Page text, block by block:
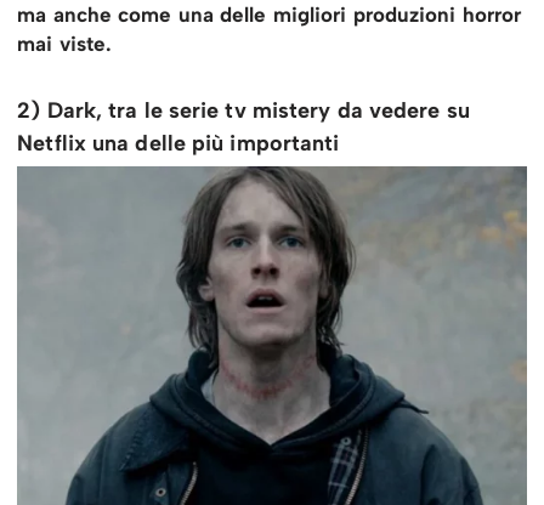
ma anche come una delle migliori produzioni horror
mai viste.
2) Dark, tra le serie tv mistery da vedere su
Netflix una delle più importanti